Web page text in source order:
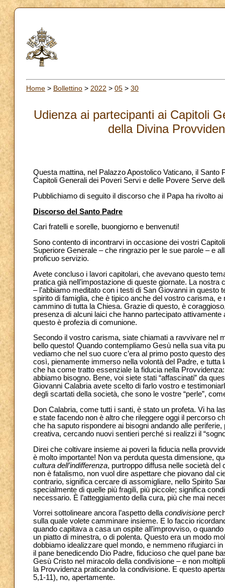
Home > Bollettino > 2022 > 05 > 30
Udienza ai partecipanti ai Capitoli
della Divina
Questa mattina, nel Palazzo Apostolico Vaticano, il
Capitoli Generali dei Poveri Servi e delle Povere Serve
Pubblichiamo di seguito il discorso che il Papa ha rivolto ai
Discorso del Santo Padre
Cari fratelli e sorelle, buongiorno e benvenuti!
Sono contento di incontrarvi in occasione dei vostri
Superiore Generale – che ringrazio per le sue parole – e
proficuo servizio.
Avete concluso i lavori capitolari, che avevano questo
pratica già nell’impostazione di queste giornate. La
– l’abbiamo meditato con i testi di San Giovanni in
spirito di famiglia, che è tipico anche del vostro carisma,
cammino di tutta la Chiesa. Grazie di questo, è
presenza di alcuni laici che hanno partecipato
questo è profezia di comunione.
Secondo il vostro carisma, siate chiamati a ravvivare nel
bello questo! Quando contempliamo Gesù nella sua vita
vediamo che nel suo cuore c’era al primo posto questo
così, pienamente immerso nella volontà del Padre, e
che ha come tratto essenziale la fiducia nella
abbiamo bisogno. Bene, voi siete stati “affascinati” da
Giovanni Calabria avete scelto di farlo vostro e
degli scartati della società, che sono le vostre “perle”,
Don Calabria, come tutti i santi, è stato un profeta. Vi ha
e state facendo non è altro che rileggere oggi il percorso
che ha saputo rispondere ai bisogni andando alle
creativa, cercando nuovi sentieri perché si realizzi il
Direi che coltivare insieme ai poveri la fiducia nella
è molto importante! Non va perduta questa dimensione,
cultura dell’indifferenza, purtroppo diffusa nelle società
non è fatalismo, non vuol dire aspettare che piovano dal
contrario, significa cercare di assomigliare, nello Spirito
specialmente di quelle più fragili, più piccole; significa
necessario. È l’atteggiamento della cura, più che mai
Vorrei sottolineare ancora l’aspetto dellacondivisione
sulla quale volete camminare insieme. E lo faccio
quando capitava a casa un ospite all’improvviso, o
un piatto di minestra, o di polenta. Questo era un modo
dobbiamo idealizzare quel mondo, e nemmeno rifugiarci
il pane benedicendo Dio Padre, fiducioso che quel pane
Gesù Cristo nel miracolo della condivisione – e non
la Provvidenza praticando la condivisione. E questo
5,1-11), no, apertamente.